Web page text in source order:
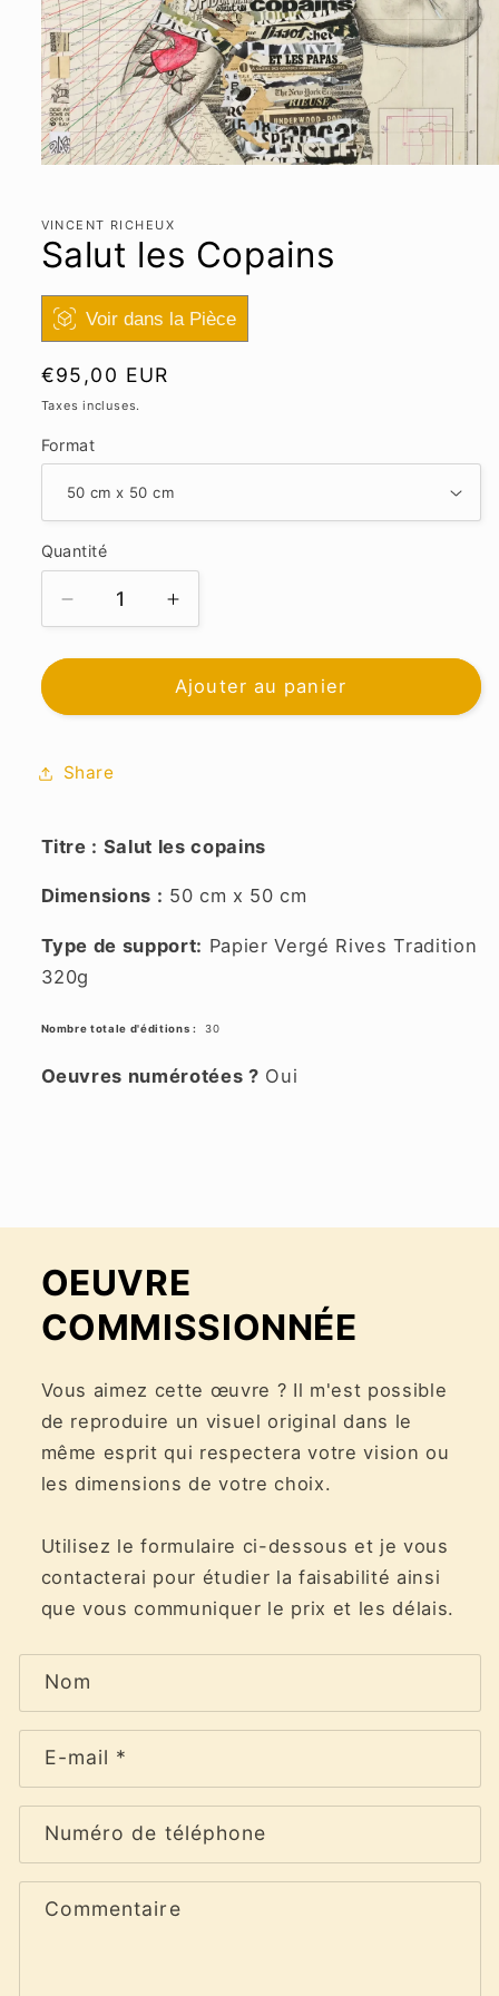
1
dans
une
fenêtre
VINCENT RICHEUX
Salut les Copains
Voir dans la Pièce
Prix
habituel
€95,00 EUR
Taxes incluses.
Format
Quantité
Réduire
la
quantité
Salut
Copains
Augmenter
la
quantité
de
Salut
Ajouter au panier
Share
Titre : Salut les copains
Dimensions : 50 cm x 50 cm
Type de support: Papier Vergé Rives Tradition
320g
Nombre totale d'éditions : 30
Oeuvres numérotées ? Oui
OEUVRE
COMMISSIONNÉE
Vous aimez cette œuvre ? Il m'est possible
de reproduire un visuel original dans le
même esprit qui respectera votre vision ou
les dimensions de votre choix.
Utilisez le formulaire ci-dessous et je vous
contacterai pour étudier la faisabilité ainsi
que vous communiquer le prix et les délais.
r
u
i
Nom
E-mail *
Numéro de téléphone
Commentaire